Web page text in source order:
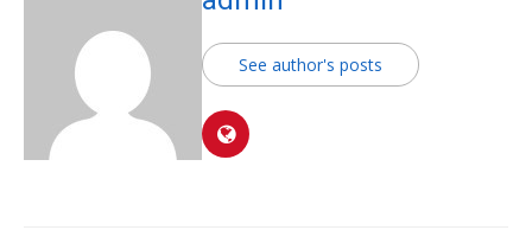
See author's posts